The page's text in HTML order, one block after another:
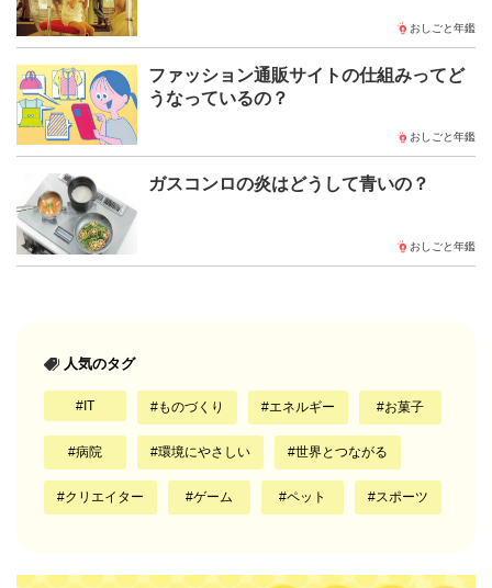
おしごと年鑑
ファッション通販サイトの仕組みってど
うなっているの？
おしごと年鑑
ガスコンロの炎はどうして青いの？
おしごと年鑑
人気のタグ
IT ものづくり エネルギー お菓子
病院 環境にやさしい 世界とつながる
クリエイター ゲーム ペット スポーツ